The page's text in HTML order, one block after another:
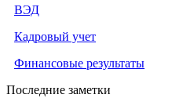
ВЭД
Кадровый учет
Финансовые результаты
Последние заметки